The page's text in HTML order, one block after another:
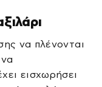
να πλένονται
εισχωρήσει